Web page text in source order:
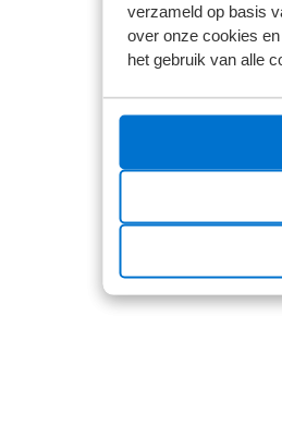
verzameld op basis
over onze cookies
het gebruik van alle